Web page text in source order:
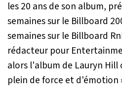
les 20 ans de son album,
semaines sur le Billboard
semaines sur le Billboard
rédacteur pour
alors l'album de Lauryn Hill
plein de force et d'émotion